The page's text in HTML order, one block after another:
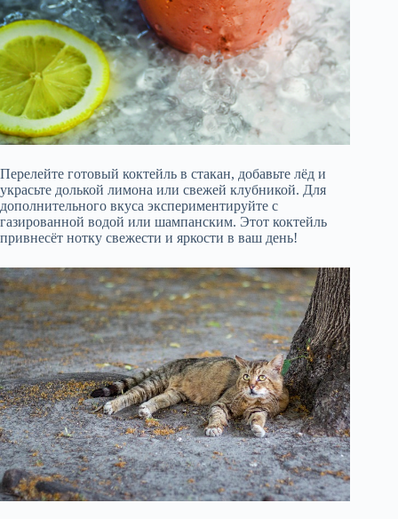
Перелейте готовый коктейль в стакан, добавьте лёд и
украсьте долькой лимона или свежей клубникой. Для
дополнительного вкуса экспериментируйте с
газированной водой или шампанским. Этот коктейль
привнесёт нотку свежести и яркости в ваш день!